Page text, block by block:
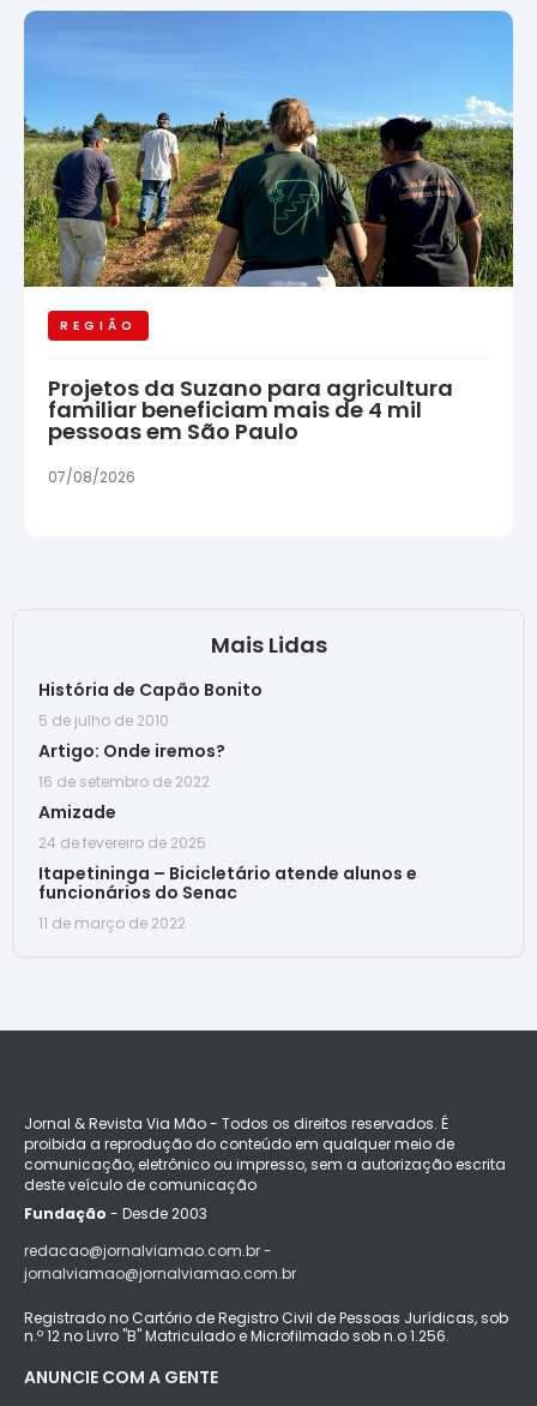
REGIÃO
Projetos da Suzano para agricultura
familiar beneficiam mais de 4 mil
pessoas em São Paulo
07/08/2026
Mais Lidas
História de Capão Bonito
5 de julho de 2010
Artigo: Onde iremos?
16 de setembro de 2022
Amizade
24 de fevereiro de 2025
Itapetininga – Bicicletário atende alunos e
funcionários do Senac
11 de março de 2022
Jornal & Revista Via Mão - Todos os direitos reservados. É
proibida a reprodução do conteúdo em qualquer meio de
comunicação, eletrônico ou impresso, sem a autorização escrita
deste veículo de comunicação
Fundação - Desde 2003
redacao@jornalviamao.com.br -
jornalviamao@jornalviamao.com.br
Registrado no Cartório de Registro Civil de Pessoas Jurídicas, sob
n.º 12 no Livro "B" Matriculado e Microfilmado sob n.o 1.256.
ANUNCIE COM A GENTE